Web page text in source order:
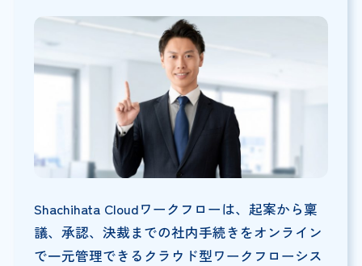
Shachihata Cloudワークフローは、起案から稟
議、承認、決裁までの社内手続きをオンライン
で一元管理できるクラウド型ワークフローシス